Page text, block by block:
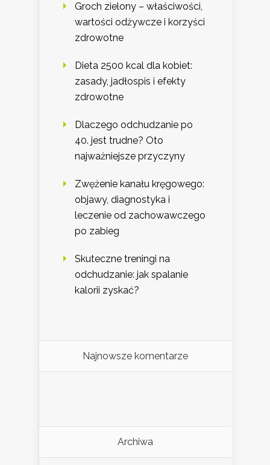
Groch zielony – właściwości,
wartości odżywcze i korzyści
zdrowotne
Dieta 2500 kcal dla kobiet:
zasady, jadłospis i efekty
zdrowotne
Dlaczego odchudzanie po
40. jest trudne? Oto
najważniejsze przyczyny
Zwężenie kanału kręgowego:
objawy, diagnostyka i
leczenie od zachowawczego
po zabieg
Skuteczne treningi na
odchudzanie: jak spalanie
kalorii zyskać?
Najnowsze komentarze
Archiwa